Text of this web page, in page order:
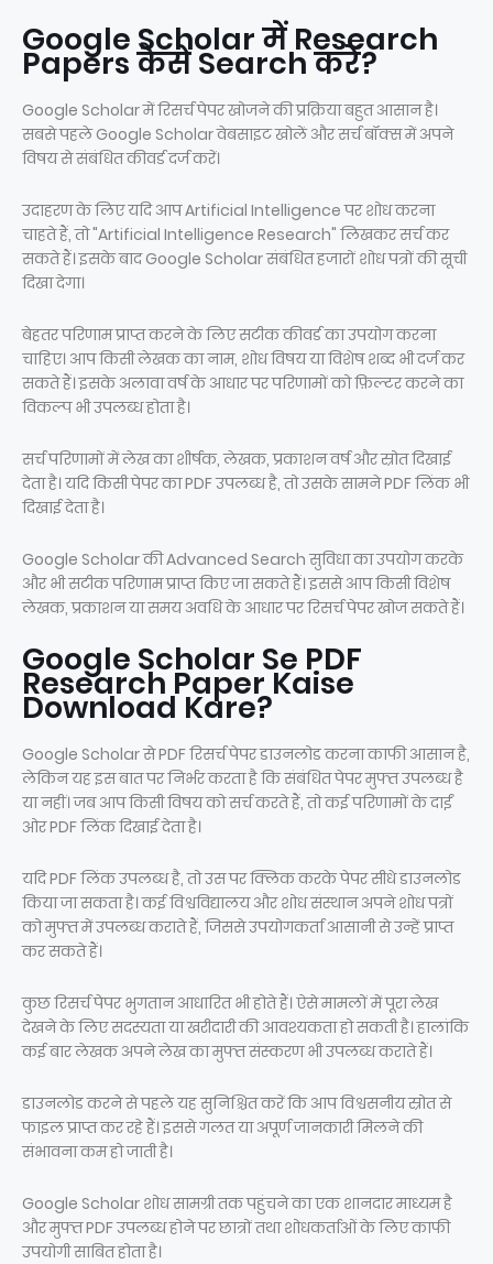
Google Scholar में Research
Papers कैसे Search करें?
Google Scholar में रिसर्च पेपर खोजने की प्रक्रिया बहुत आसान है।
सबसे पहले Google Scholar वेबसाइट खोलें और सर्च बॉक्स में अपने
विषय से संबंधित कीवर्ड दर्ज करें।
उदाहरण के लिए यदि आप Artificial Intelligence पर शोध करना
चाहते हैं, तो "Artificial Intelligence Research" लिखकर सर्च कर
सकते हैं। इसके बाद Google Scholar संबंधित हजारों शोध पत्रों की सूची
दिखा देगा।
बेहतर परिणाम प्राप्त करने के लिए सटीक कीवर्ड का उपयोग करना
चाहिए। आप किसी लेखक का नाम, शोध विषय या विशेष शब्द भी दर्ज कर
सकते हैं। इसके अलावा वर्ष के आधार पर परिणामों को फ़िल्टर करने का
विकल्प भी उपलब्ध होता है।
सर्च परिणामों में लेख का शीर्षक, लेखक, प्रकाशन वर्ष और स्रोत दिखाई
देता है। यदि किसी पेपर का PDF उपलब्ध है, तो उसके सामने PDF लिंक भी
दिखाई देता है।
Google Scholar की Advanced Search सुविधा का उपयोग करके
और भी सटीक परिणाम प्राप्त किए जा सकते हैं। इससे आप किसी विशेष
लेखक, प्रकाशन या समय अवधि के आधार पर रिसर्च पेपर खोज सकते हैं।
Google Scholar Se PDF
Research Paper Kaise
Download Kare?
Google Scholar से PDF रिसर्च पेपर डाउनलोड करना काफी आसान है,
लेकिन यह इस बात पर निर्भर करता है कि संबंधित पेपर मुफ्त उपलब्ध है
या नहीं। जब आप किसी विषय को सर्च करते हैं, तो कई परिणामों के दाईं
ओर PDF लिंक दिखाई देता है।
यदि PDF लिंक उपलब्ध है, तो उस पर क्लिक करके पेपर सीधे डाउनलोड
किया जा सकता है। कई विश्वविद्यालय और शोध संस्थान अपने शोध पत्रों
को मुफ्त में उपलब्ध कराते हैं, जिससे उपयोगकर्ता आसानी से उन्हें प्राप्त
कर सकते हैं।
कुछ रिसर्च पेपर भुगतान आधारित भी होते हैं। ऐसे मामलों में पूरा लेख
देखने के लिए सदस्यता या खरीदारी की आवश्यकता हो सकती है। हालांकि
कई बार लेखक अपने लेख का मुफ्त संस्करण भी उपलब्ध कराते हैं।
डाउनलोड करने से पहले यह सुनिश्चित करें कि आप विश्वसनीय स्रोत से
फाइल प्राप्त कर रहे हैं। इससे गलत या अपूर्ण जानकारी मिलने की
संभावना कम हो जाती है।
Google Scholar शोध सामग्री तक पहुंचने का एक शानदार माध्यम है
और मुफ्त PDF उपलब्ध होने पर छात्रों तथा शोधकर्ताओं के लिए काफी
उपयोगी साबित होता है।